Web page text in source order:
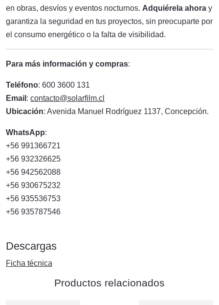
en obras, desvíos y eventos nocturnos. Adquiérela ahora y
garantiza la seguridad en tus proyectos, sin preocuparte por
el consumo energético o la falta de visibilidad.
Para más información y compras:
Teléfono: 600 3600 131
Email : contacto@solarfilm.cl
Ubicación: Avenida Manuel Rodríguez 1137, Concepción.
WhatsApp:
+56 991366721
+56 932326625
+56 942562088
+56 930675232
+56 935536753
+56 935787546
Descargas
Ficha técnica
Productos relacionados